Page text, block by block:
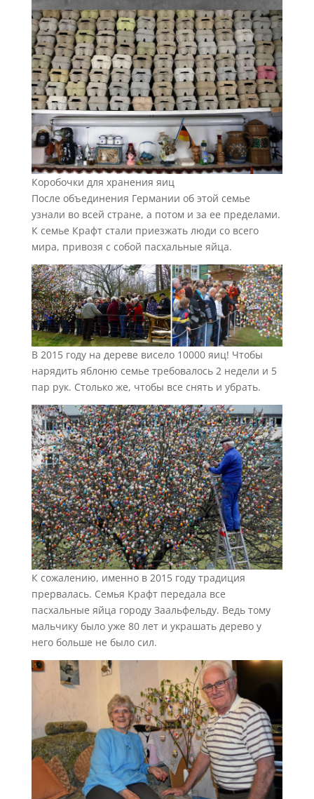
Коробочки для хранения яиц
После объединения Германии об этой семье
узнали во всей стране, а потом и за ее пределами.
К семье Крафт стали приезжать люди со всего
мира, привозя с собой пасхальные яйца.
В 2015 году на дереве висело 10000 яиц! Чтобы
нарядить яблоню семье требовалось 2 недели и 5
пар рук. Столько же, чтобы все снять и убрать.
К сожалению, именно в 2015 году традиция
прервалась. Семья Крафт передала все
пасхальные яйца городу Заальфельду. Ведь тому
мальчику было уже 80 лет и украшать дерево у
него больше не было сил.